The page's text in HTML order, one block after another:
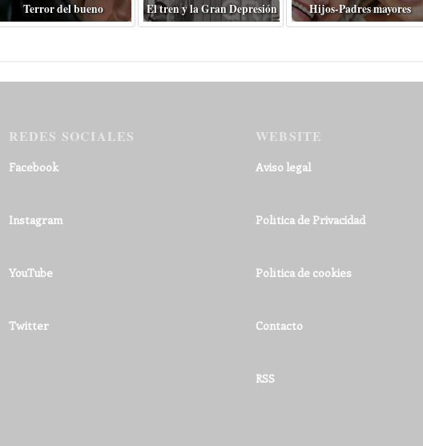
Terror del bueno El tren y la Gran Depresión Hijos-Padres mayores
REDES SOCIALES
Facebook
Instagram
YouTube
Twitter
WEBSITE
Aviso legal
Política de Privacidad
Política de cookies
Contacto
RSS